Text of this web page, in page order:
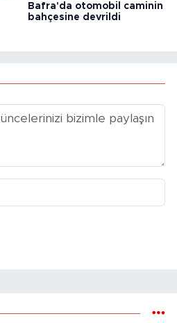
Bafra'da otomobil caminin
bahçesine devrildi